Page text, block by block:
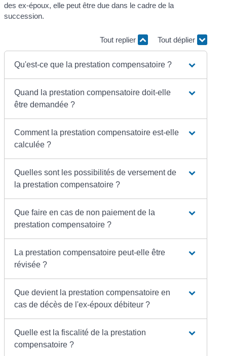
des ex-époux, elle peut être due dans le cadre de la
succession.
Tout replier Tout déplier
Qu'est-ce que la prestation compensatoire ?
Quand la prestation compensatoire doit-elle
être demandée ?
Comment la prestation compensatoire est-elle
calculée ?
Quelles sont les possibilités de versement de
la prestation compensatoire ?
Que faire en cas de non paiement de la
prestation compensatoire ?
La prestation compensatoire peut-elle être
révisée ?
Que devient la prestation compensatoire en
cas de décès de l'ex-époux débiteur ?
Quelle est la fiscalité de la prestation
compensatoire ?